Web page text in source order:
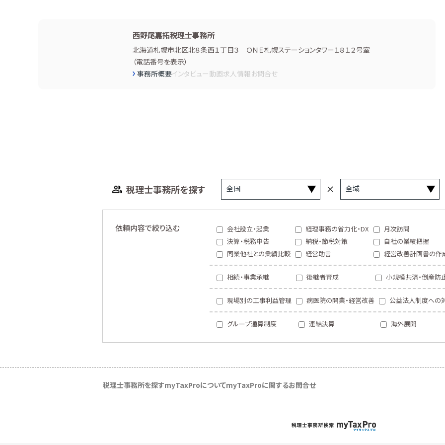
西野尾嘉拓税理士事務所
北海道札幌市北区北８条西１丁目３ ＯＮＥ札幌ステーションタワー１８１２号室
（電話番号を表示）
事務所概要インタビュー動画求人情報お問合せ
税理士事務所を探す
依頼内容で絞り込む 会社設立・起業 経理事務の省力化・DX
月次訪問
決算・税務申告
納税・節税対策
自社の業績把握
同業他社との業績比較
経営助言 経営改善計画書の作
相続・事業承継 後継者育成 小規模共済・倒産防
現場別の工事利益管理 病医院の開業・経営改善 公益法人制度への
グループ通算制度 連結決算 海外展開
税理士事務所を探すmyTaxProについてmyTaxProに関するお問合せ